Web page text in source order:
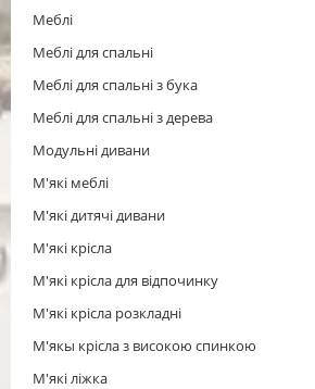
Меблі
Меблі для спальні
Меблі для спальні з бука
Меблі для спальні з дерева
Модульні дивани
М'які меблі
М'які дитячі дивани
М'які крісла
М'які крісла для відпочинку
М'які крісла розкладні
М'якы крісла з високою спинкою
М'які ліжка